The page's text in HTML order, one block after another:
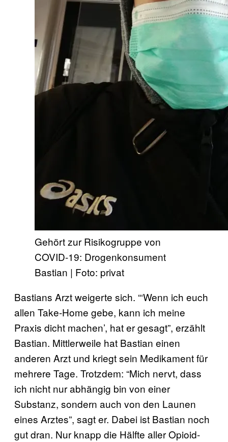
Gehört zur Risikogruppe von
COVID-19: Drogenkonsument
Bastian | Foto: privat
Bastians Arzt weigerte sich. “‘Wenn ich euch
allen Take-Home gebe, kann ich meine
Praxis dicht machen’, hat er gesagt”, erzählt
Bastian. Mittlerweile hat Bastian einen
anderen Arzt und kriegt sein Medikament für
mehrere Tage. Trotzdem: “Mich nervt, dass
ich nicht nur abhängig bin von einer
Substanz, sondern auch von den Launen
eines Arztes”, sagt er. Dabei ist Bastian noch
gut dran. Nur knapp die Hälfte aller Opioid-